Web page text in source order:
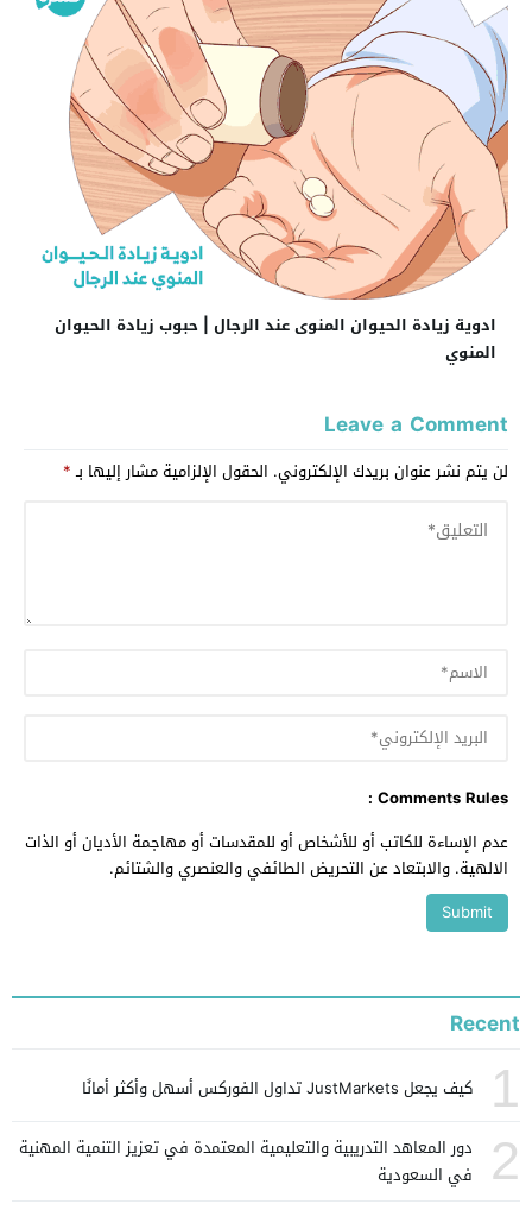
ادوية زيادة الحيوان المنوى عند الرجال | حبوب زيادة الحيوان
المنوي
Leave a Comment
لن يتم نشر عنوان بريدك الإلكتروني. الحقول الإلزامية مشار إليها بـ*
Comments Rules :
عدم الإساءة للكاتب أو للأشخاص أو للمقدسات أو مهاجمة الأديان أو الذات
الالهية. والابتعاد عن التحريض الطائفي والعنصري والشتائم.
Recent
1 كيف يجعل JustMarkets تداول الفوركس أسهل وأكثر أمانًا
2
دور المعاهد التدريبية والتعليمية المعتمدة في تعزيز التنمية المهنية
في السعودية